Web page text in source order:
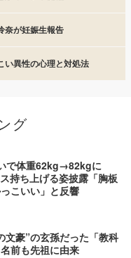
奈が妊娠生報告
い異性の心理と対処法
グ
で体重62kg→82kgに
持ち上げる姿披露「胸板
こいい」と反響
文豪”の玄孫だった「教科
前も先祖に由来